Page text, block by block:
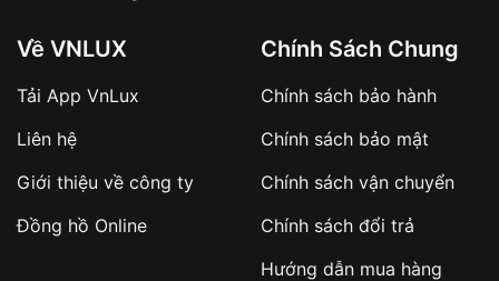
sản phẩm đặc biệt
hàng
Số tiền còn lại thanh toán khi nhận hàng hoặc
Về VNLUX
Tải App VnLux
Liên hệ
Giới thiệu về công ty
Đồng hồ Online
Chính Sách Chung
Chính sách bảo hành
Chính sách bảo mật
Chính sách vận chuyển
Chính sách đổi trả
Hướng dẫn mua hàng